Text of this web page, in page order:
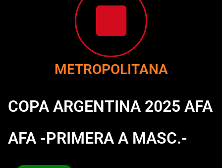
METROPOLITANA
COPA ARGENTINA 2025 AFA
AFA -PRIMERA A MASC.-